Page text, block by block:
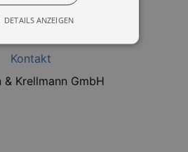
Kontakt
Krellmann GmbH
DETAILS ANZEIGEN